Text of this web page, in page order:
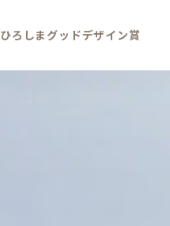
ひろしまグッドデザイン賞